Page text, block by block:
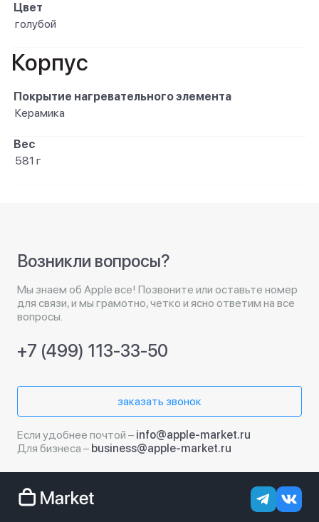
Цвет
голубой
Корпус
Покрытие нагревательного элемента
Керамика
Вес
581 г
Возникли вопросы?
Мы знаем об Apple все! Позвоните или оставьте номер
для связи, и мы грамотно, четко и ясно ответим на все
вопросы.
+7 (499) 113-33-50
заказать звонок
Если удобнее почтой – info@apple-market.ru
Для бизнеса – business@apple-market.ru